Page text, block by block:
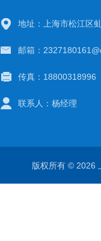
地址：上海市松江区
邮箱：
传真：18800318996
联系人：杨经理
版权所有 ©